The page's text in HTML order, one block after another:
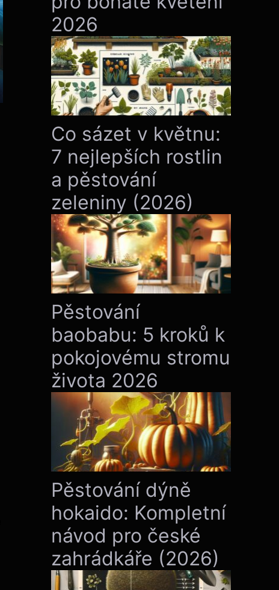
2026
Co sázet v květnu:
7 nejlepších rostlin
a pěstování
zeleniny (2026)
Pěstování
baobabu: 5 kroků k
pokojovému stromu
života 2026
Pěstování dýně
hokaido: Kompletní
návod pro české
zahrádkáře (2026)